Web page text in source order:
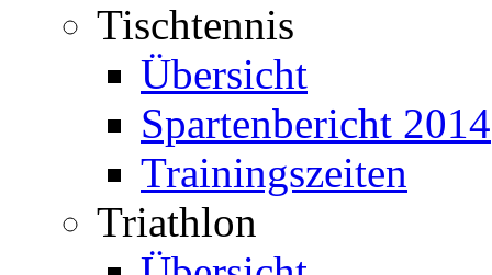
Tischtennis
Übersicht
Spartenbericht 2014
Trainingszeiten
Triathlon